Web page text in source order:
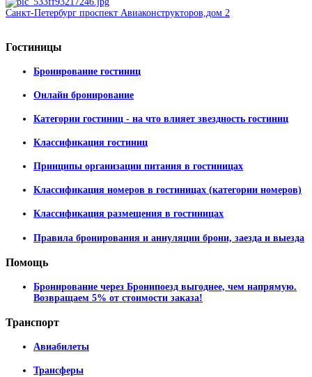
Санкт-Петербург проспект Авиаконструкторов,дом 2
Гостиницы
Бронирование гостиниц
Онлайн бронирование
Категории гостиниц - на что влияет звездность гостиниц
Классификация гостиниц
Принципы организации питания в гостиницах
Классификация номеров в гостиницах (категории номеров)
Классификация размещения в гостиницах
Правила бронирования и аннуляции брони, заезда и выезда
Помощь
Бронирование через Бронипоезд выгоднее, чем напрямую.
Возвращаем 5% от стоимости заказа!
Транспорт
Авиабилеты
Трансферы